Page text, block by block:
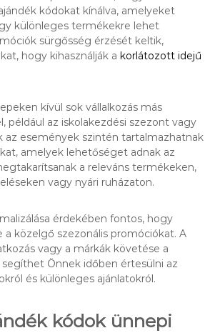
kódokat kínálva, amelyeket
különleges termékekre lehet
sürgősség érzését keltik,
hogy kihasználják a korlátozott idejű
kívül sok vállalkozás más
például az iskolakezdési szezont vagy
az események szintén tartalmazhatnak
amelyek lehetőséget adnak az
a releváns termékeken,
vagy nyári ruházaton.
érdekében fontos, hogy
a közelgő szezonális promóciókat. A
vagy a márkák követése a
Önnek időben értesülni az
és különleges ajánlatokról.
kódok ünnepi